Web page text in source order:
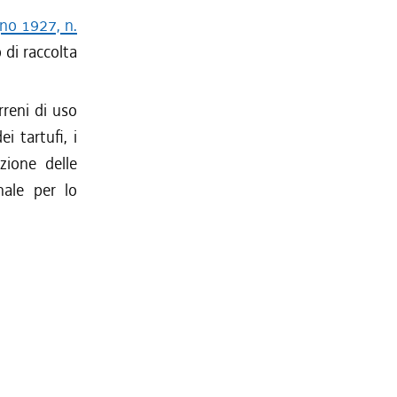
1927, n.
di raccolta
di uso
tartufi, i
delle
per lo